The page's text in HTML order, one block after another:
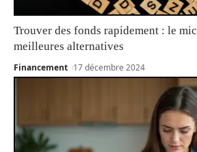
Trouver des fonds rapidement : le
meilleures alternatives
Financement 17 décembre 2024